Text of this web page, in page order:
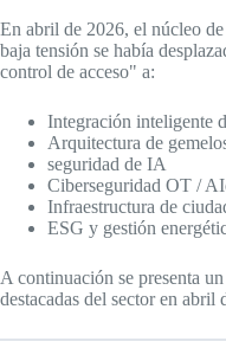
En abril de 2026, el núcleo
baja tensión se había
control de acceso" a:
Integración inteligente
Arquitectura de
seguridad de IA
Ciberseguridad OT /
Infraestructura de
ESG y gestión
A continuación se presenta
destacadas del sector en abril